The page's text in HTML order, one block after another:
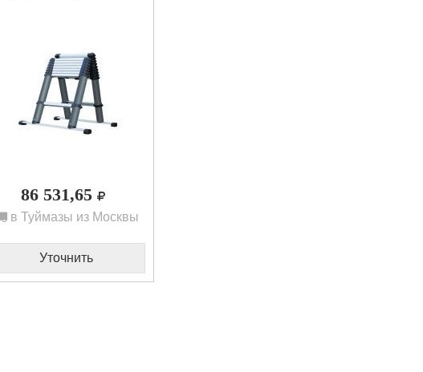
86 531,65
в Туймазы из Москвы
Уточнить